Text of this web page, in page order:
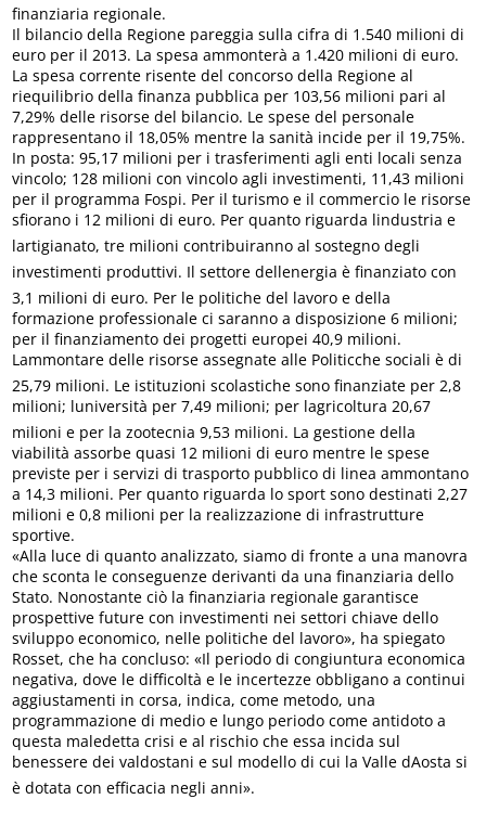
finanziaria regionale.
Il bilancio della Regione pareggia sulla cifra di 1.540 milioni di
euro per il 2013. La spesa ammonterà a 1.420 milioni di euro.
La spesa corrente risente del concorso della Regione al
riequilibrio della finanza pubblica per 103,56 milioni pari al
7,29% delle risorse del bilancio. Le spese del personale
rappresentano il 18,05% mentre la sanità incide per il 19,75%.
In posta: 95,17 milioni per i trasferimenti agli enti locali senza
vincolo; 128 milioni con vincolo agli investimenti, 11,43 milioni
per il programma Fospi. Per il turismo e il commercio le risorse
sfiorano i 12 milioni di euro. Per quanto riguarda lindustria e
lartigianato, tre milioni contribuiranno al sostegno degli
investimenti produttivi. Il settore dellenergia è finanziato con
3,1 milioni di euro. Per le politiche del lavoro e della
formazione professionale ci saranno a disposizione 6 milioni;
per il finanziamento dei progetti europei 40,9 milioni.
Lammontare delle risorse assegnate alle Politicche sociali è di
25,79 milioni. Le istituzioni scolastiche sono finanziate per 2,8
milioni; luniversità per 7,49 milioni; per lagricoltura 20,67
milioni e per la zootecnia 9,53 milioni. La gestione della
viabilità assorbe quasi 12 milioni di euro mentre le spese
previste per i servizi di trasporto pubblico di linea ammontano
a 14,3 milioni. Per quanto riguarda lo sport sono destinati 2,27
milioni e 0,8 milioni per la realizzazione di infrastrutture
sportive.
«Alla luce di quanto analizzato, siamo di fronte a una manovra
che sconta le conseguenze derivanti da una finanziaria dello
Stato. Nonostante ciò la finanziaria regionale garantisce
prospettive future con investimenti nei settori chiave dello
sviluppo economico, nelle politiche del lavoro», ha spiegato
Rosset, che ha concluso: «Il periodo di congiuntura economica
negativa, dove le difficoltà e le incertezze obbligano a continui
aggiustamenti in corsa, indica, come metodo, una
programmazione di medio e lungo periodo come antidoto a
questa maledetta crisi e al rischio che essa incida sul
benessere dei valdostani e sul modello di cui la Valle dAosta si
è dotata con efficacia negli anni».